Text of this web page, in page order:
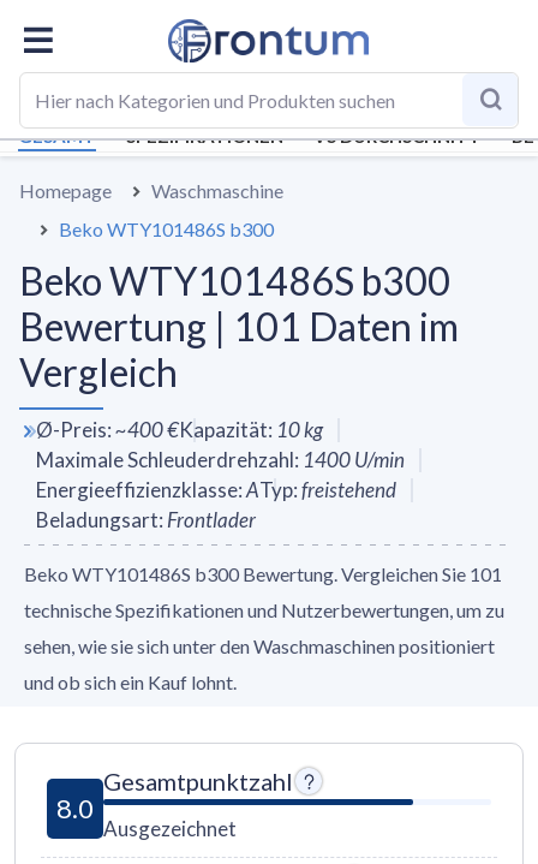
GESAMT SPEZIFIKATIONEN VS DURCHSCHNITT
Homepage
Waschmaschine
Beko WTY101486S b300
Beko WTY101486S b300
Bewertung | 101 Daten im
Vergleich
Ø-Preis:~400 €Kapazität: 10kg
Maximale Schleuderdrehzahl: 1400U/min
Energieeffizienzklasse:ATyp:freistehend
Beladungsart: Frontlader
Beko WTY101486S b300 Bewertung. Vergleichen Sie 101
technische Spezifikationen und Nutzerbewertungen, um zu
sehen, wie sie sich unter den Waschmaschinen positioniert
und ob sich ein Kauf lohnt.
8.0
Gesamtpunktzahl
Ausgezeichnet